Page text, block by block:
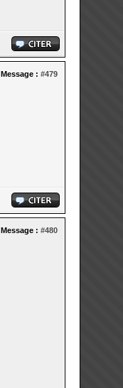
Message : #479
Message : #480